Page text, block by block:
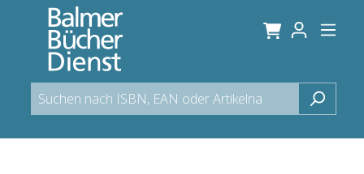
springen